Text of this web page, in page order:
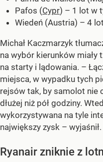
Pafos (Cypr) – 1 lot w
Wiedeń (Austria) – 4
Michał Kaczmarzyk
na wybór kierunków miały
na starty i lądowania. –
miejsca, w wypadku tych
rejsów tak, by samolot nie
dłużej niż pół godziny.
wykorzystywana na tyle
największy zysk – wyjaśnił.
Ryanair zniknie z